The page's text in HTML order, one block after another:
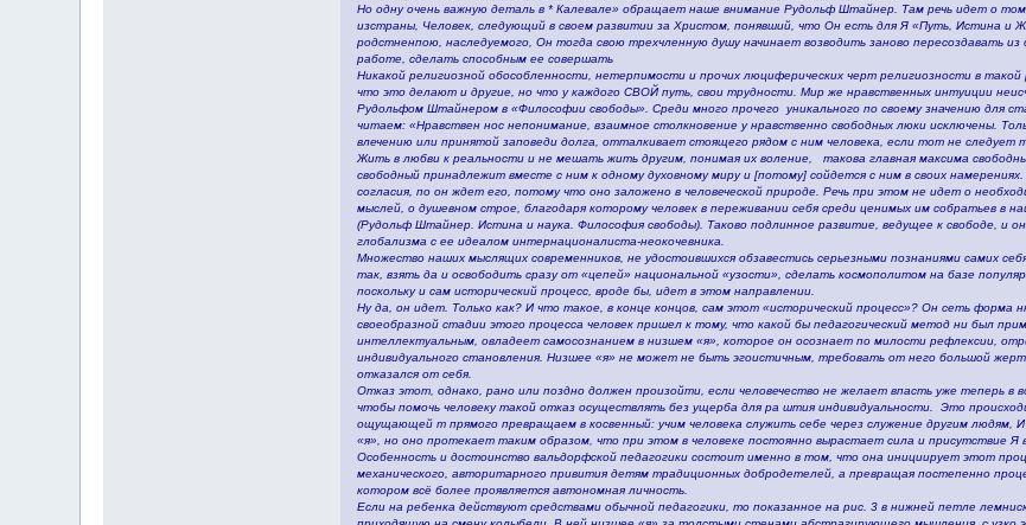
Но одну очень важную деталь в * Калевале» обращает наше внимание Рудольф Штайнер. Там речь идет о
изстраны, Человек, следующий в своем развитии за Христом, понявший, что Он есть для Я «Путь, Истина и
родстненпою, наследуемого, Он тогда свою трехчленную душу начинает возводить заново пересоздавать
работе, сделать способным ее совершать
Никакой религиозной обособленности, нетерпимости и прочих люциферических черт религиозности в
что это делают и другие, но что у каждого СВОЙ путь, свои трудности. Мир же нравственных интуиции
Рудольфом Штайнером в «Философии свободы». Среди много прочего уникального по своему значению для
читаем: «Нравствен нос непонимание, взаимное столкновение у нравственно свободных люки исключены.
влечению или принятой заповеди долга, отталкивает стоящего рядом с ним человека, если тот не следует
Жить в любви к реальности и не мешать жить другим, понимая их воление, такова главная максима
свободный принадлежит вместе с ним к одному духовному миру и [потому] сойдется с ним в своих
согласия, по он ждет его, потому что оно заложено в человеческой природе. Речь при этом не идет о
мыслей, о душевном строе, благодаря которому человек в переживании себя среди ценимых им собратьев в
(Рудольф Штайнер. Истина и наука. Философия свободы). Таково подлинное развитие, ведущее к свободе, и
глобализма с ее идеалом интернационалиста-неокочевника.
Множество наших мыслящих современников, не удостоившихся обзавестись серьезными познаниями самих
так, взять да и освободить сразу от «цепей» национальной «узости», сделать космополитом на базе
поскольку и сам исторический процесс, вроде бы, идет в этом направлении.
Ну да, он идет. Только как? И что такое, в конце концов, сам этот «исторический процесс»? Он сеть форма
своеобразной стадии этого процесса человек пришел к тому, что какой бы педагогический метод ни был
интеллектуальным, овладеет самосознанием в низшем «я», которое он осознает по милости рефлексии,
индивидуального становления. Низшее «я» не может не быть эгоистичным, требовать от него большой
отказался от себя.
Отказ этот, однако, рано или поздно должен произойти, если человечество не желает впасть уже теперь в
чтобы помочь человеку такой отказ осуществлять без ущерба для ра штия индивидуальности. Это
ощущающей т прямого превращаем в косвенный: учим человека служить себе через служение другим людям,
«я», но оно протекает таким образом, что при этом в человеке постоянно вырастает сила и присутствие Я
Особенность и достоинство вальдорфской педагогики состоит именно в том, что она инициирует этот
механического, авторитарного привития детям традиционных добродетелей, а превращая постепенно
котором всё более проявляется автономная личность.
Если на ребенка действуют средствами обычной педагогики, то показанное на рис. 3 в нижней петле